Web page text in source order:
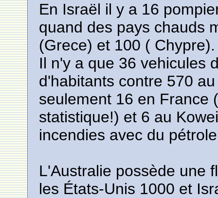
En Israël il y a 16
quand des pays chauds
(Grece) et 100 ( Chypre).
Il n'y a que 36 vehicules
d'habitants contre 570
seulement 16 en France
statistique!) et 6 au
incendies avec du
L'Australie possède une
les États-Unis 1000 et